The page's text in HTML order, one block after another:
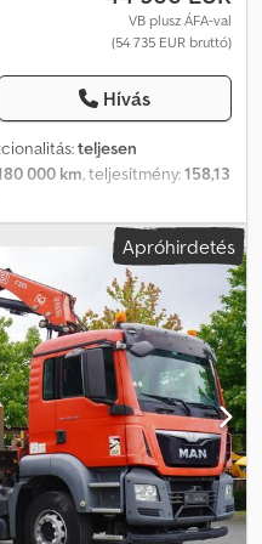
VB plusz ÁFA-val
(54 735 EUR bruttó)
Hívás
teljesen
000 km, teljesítmény:158,13
11 990 kg,
nappali fülke,
, felfüggesztés:
, rakodótér szélesség:
2 540
kötélcsörlő, tempomat,
/ 280 ezer km
futásteljesítmény 280 ezer km
Súlya 8970 kg Hasznos
7698 ccm motor
Tengelytáv 580 cm ÚJ
780 cm Fedélzet
110 cm Runva EWN 18000
hálófülke, 1 ágy automata
Apróhirdetés